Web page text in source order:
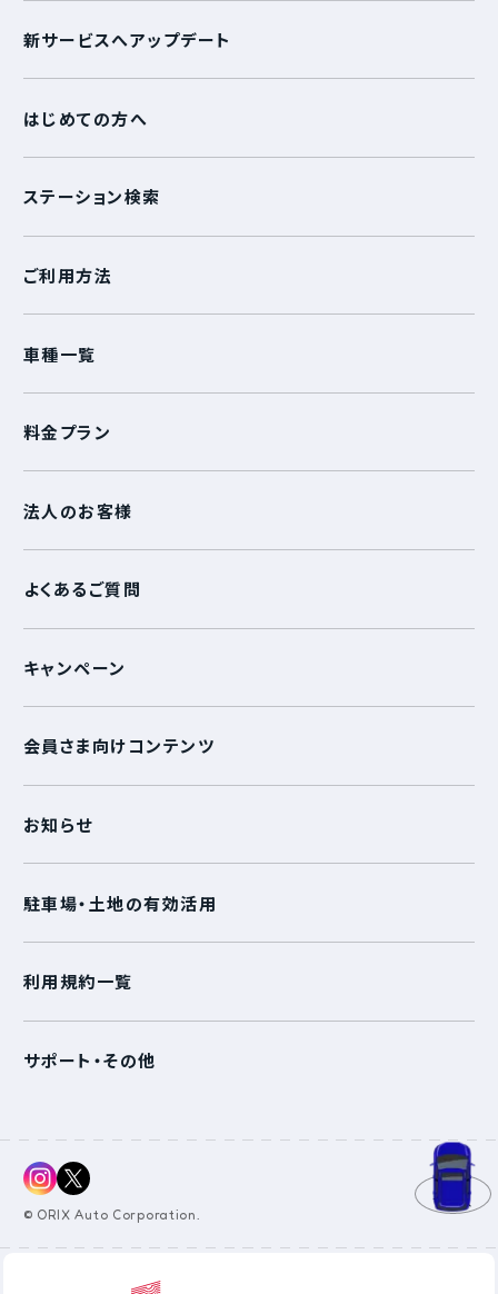
サポート・その他
新サービスへアップデート
はじめての方へ
ステーション検索
ご利用方法
車種一覧
料金プラン
法人のお客様
よくあるご質問
キャンペーン
会員さま向けコンテンツ
お知らせ
駐車場・土地の有効活用
利用規約一覧
arrow_forward
TOPへ
© ORIX Auto Corporation.